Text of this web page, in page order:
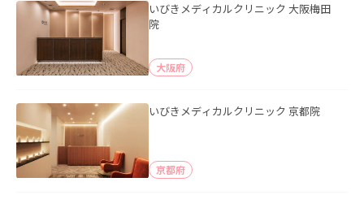
いびきメディカルクリニック 大阪梅田
院
大阪府
いびきメディカルクリニック 京都院
京都府